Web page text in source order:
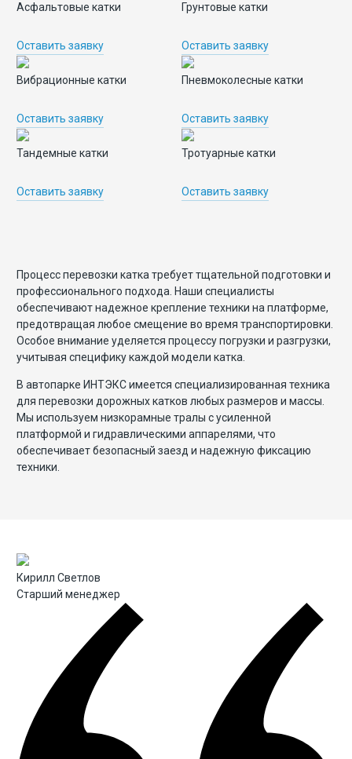
Перевозка тракторов
Перевозка экскаватора
Перевозка бульдозеров
Перевозка грохота и дробилки
Перевозка буровых установок
Перевозка экскаватора на трале
Перевозка яхт и катеров
Перевозка вертолетов
Асфальтовые катки
Оставить заявку
Грунтовые катки
Оставить заявку
Вибрационные катки
Оставить заявку
Пневмоколесные катки
Оставить заявку
Тандемные катки
Оставить заявку
Тротуарные катки
Оставить заявку
Процесс перевозки катка требует тщательной подготовки и
профессионального подхода. Наши специалисты
обеспечивают надежное крепление техники на платформе,
предотвращая любое смещение во время транспортировки.
Особое внимание уделяется процессу погрузки и разгрузки,
учитывая специфику каждой модели катка.
В автопарке ИНТЭКС имеется специализированная техника
для перевозки дорожных катков любых размеров и массы.
Мы используем низкорамные тралы с усиленной
платформой и гидравлическими аппарелями, что
обеспечивает безопасный заезд и надежную фиксацию
техники.
Кирилл Светлов
Старший менеджер